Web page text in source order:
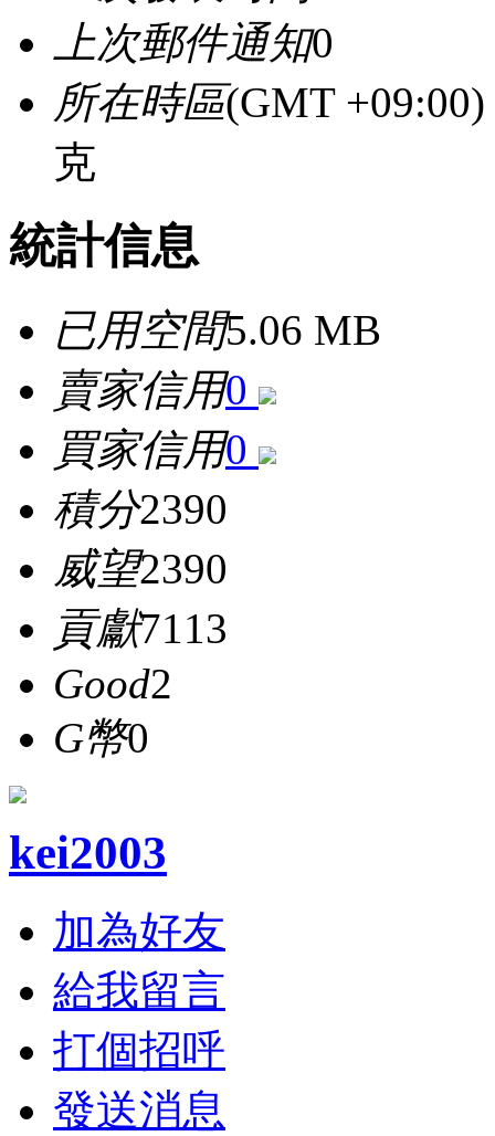
上次郵件通知0
所在時區(GMT
克
統計信息
已用空間5.06 MB
賣家信用0
買家信用0
積分2390
威望2390
貢獻7113
Good2
G幣0
kei2003
加為好友
給我留言
打個招呼
發送消息